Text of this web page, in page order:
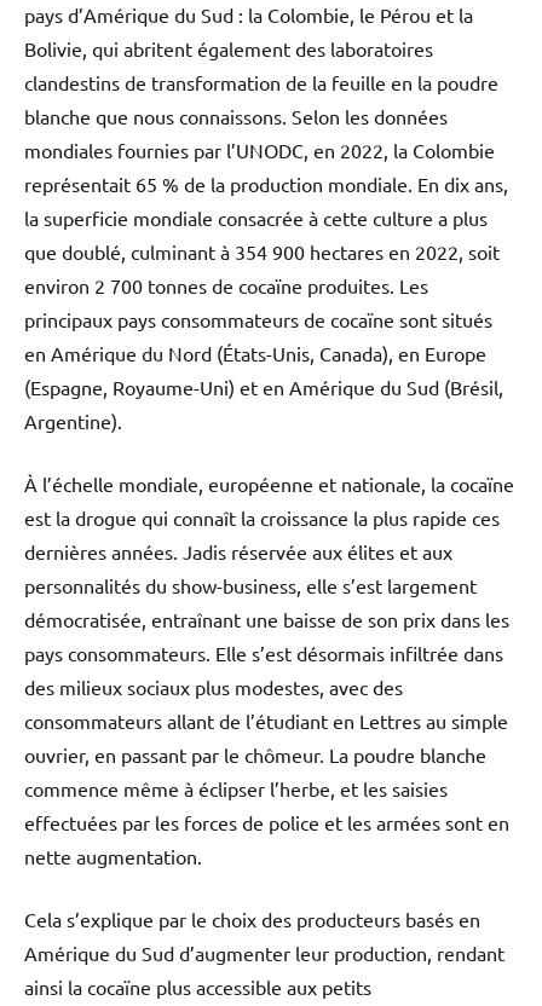
pays d’Amérique du Sud : la Colombie, le Pérou et la
Bolivie, qui abritent également des laboratoires
clandestins de transformation de la feuille en la poudre
blanche que nous connaissons. Selon les données
mondiales fournies par l’UNODC, en 2022, la Colombie
représentait 65 % de la production mondiale. En dix ans,
la superficie mondiale consacrée à cette culture a plus
que doublé, culminant à 354 900 hectares en 2022, soit
environ 2 700 tonnes de cocaïne produites. Les
principaux pays consommateurs de cocaïne sont situés
en Amérique du Nord (États-Unis, Canada), en Europe
(Espagne, Royaume-Uni) et en Amérique du Sud (Brésil,
Argentine).
À l’échelle mondiale, européenne et nationale, la cocaïne
est la drogue qui connaît la croissance la plus rapide ces
dernières années. Jadis réservée aux élites et aux
personnalités du show-business, elle s’est largement
démocratisée, entraînant une baisse de son prix dans les
pays consommateurs. Elle s’est désormais infiltrée dans
des milieux sociaux plus modestes, avec des
consommateurs allant de l’étudiant en Lettres au simple
ouvrier, en passant par le chômeur. La poudre blanche
commence même à éclipser l’herbe, et les saisies
effectuées par les forces de police et les armées sont en
nette augmentation.
Cela s’explique par le choix des producteurs basés en
Amérique du Sud d’augmenter leur production, rendant
ainsi la cocaïne plus accessible aux petits